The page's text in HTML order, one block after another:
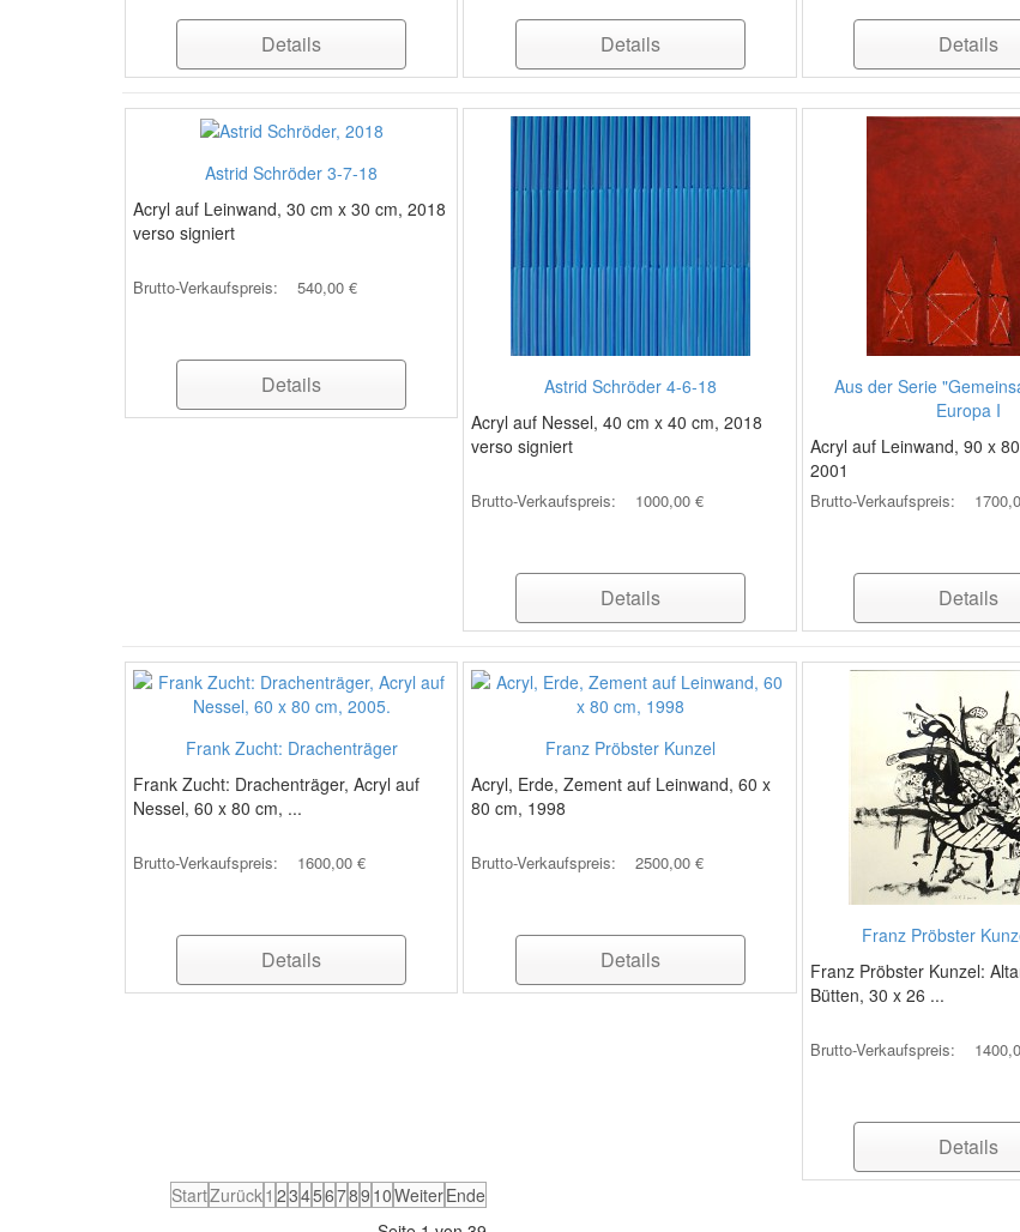
Details Details Details
Astrid Schröder 3-7-18
Acryl auf Leinwand, 30 cm x 30 cm, 2018
verso signiert
Brutto-Verkaufspreis: 540,00 €
Details
Astrid Schröder 4-6-18
Acryl auf Nessel, 40 cm x 40 cm, 2018
verso signiert
Brutto-Verkaufspreis: 1000,00 €
Details
Aus der Serie
Europa I
Acryl auf Leinwand, 90 x
2001
Brutto-Verkaufspreis:
Details
Frank Zucht: Drachenträger
Frank Zucht: Drachenträger, Acryl auf
Nessel, 60 x 80 cm, ...
Brutto-Verkaufspreis: 1600,00 €
Details
Franz Pröbster Kunzel
Acryl, Erde, Zement auf Leinwand, 60 x
80 cm, 1998
Brutto-Verkaufspreis: 2500,00 €
Details
Franz Pröbster
Franz Pröbster Kunzel:
Bütten, 30 x 26 ...
Brutto-Verkaufspreis:
Details
StartZurück1 23456789 10WeiterEnde